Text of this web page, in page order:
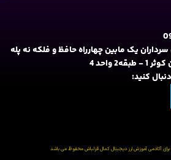
یک مابین چهارراه حافظ و فلکه نه پله
واحد 4
کنید:
آکادمی آموزش ارز دیجیتال کمال قزلباش محفوظ می باشد